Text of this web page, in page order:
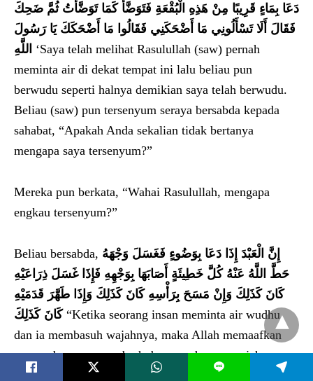
دَعَا بِمَاءٍ قَرِيبًا مِنْ هَذِهِ الْبُقْعَةِ فَتَوَضَّأَ كَمَا تَوَضَّأْتُ ثُمَّ ضَحِكَ
فَقَالَ أَلَا تَسْأَلُونِي مَا أَضْحَكَنِي فَقَالُوا مَا أَضْحَكَكَ يَا رَسُولَ
اللَّهِ ‘Saya telah melihat Rasulullah (saw) pernah
meminta air di dekat tempat ini lalu beliau pun
berwudu seperti halnya demikian saya telah berwudu.
Beliau (saw) pun tersenyum seraya bersabda kepada
sahabat, “Apakah Anda sekalian tidak bertanya
mengapa saya tersenyum?”
Mereka pun berkata, “Wahai Rasulullah, mengapa
engkau tersenyum?”
Beliau bersabda, إِنَّ الْعَبْدَ إِذَا دَعَا بِوَضُوءٍ فَغَسَلَ وَجْهَهُ
حَطَّ اللَّهُ عَنْهُ كُلَّ خَطِيئَةٍ أَصَابَهَا بِوَجْهِهِ فَإِذَا غَسَلَ ذِرَاعَيْهِ
كَانَ كَذَلِكَ وَإِنْ مَسَحَ بِرَأْسِهِ كَانَ كَذَلِكَ وَإِذَا طَهَّرَ قَدَمَيْهِ
كَانَ كَذَلِكَ‏“Ketika seorang insan meminta air wudhu
dan ia membasuh wajahnya, maka Allah memaafkan
semua dosanya yang berhubungan dengan wajahnya
itu; lalu tatkala ia membasuh kedua sikunya, seperti
L